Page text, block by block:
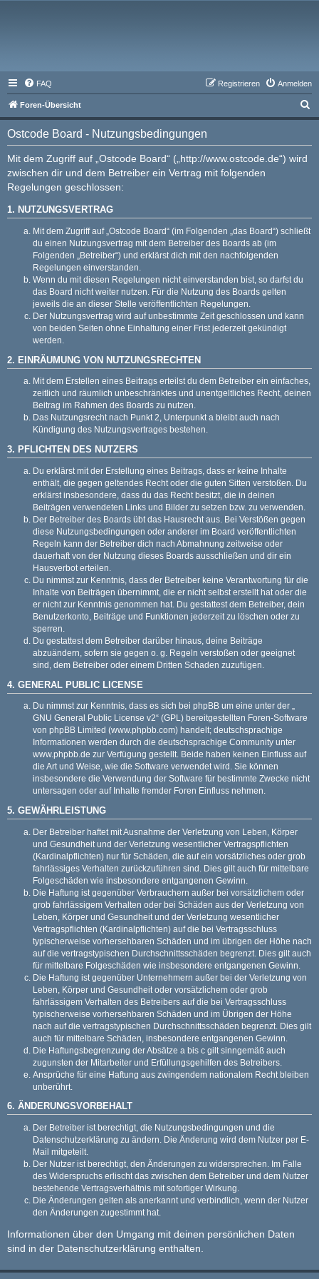
FAQ Anmelden
Registrieren
Foren-Übersicht
u
Ostcode Board - Nutzungsbedingungen
Mit dem Zugriff auf „Ostcode Board“ („http://www.ostcode.de“) wird
zwischen dir und dem Betreiber ein Vertrag mit folgenden
Regelungen geschlossen:
1. NUTZUNGSVERTRAG
Mit dem Zugriff auf „Ostcode Board“ (im Folgenden „das Board“) schließt
du einen Nutzungsvertrag mit dem Betreiber des Boards ab (im
Folgenden „Betreiber“) und erklärst dich mit den nachfolgenden
Regelungen einverstanden.
Wenn du mit diesen Regelungen nicht einverstanden bist, so darfst du
das Board nicht weiter nutzen. Für die Nutzung des Boards gelten
jeweils die an dieser Stelle veröffentlichten Regelungen.
Der Nutzungsvertrag wird auf unbestimmte Zeit geschlossen und kann
von beiden Seiten ohne Einhaltung einer Frist jederzeit gekündigt
werden.
2. EINRÄUMUNG VON NUTZUNGSRECHTEN
Mit dem Erstellen eines Beitrags erteilst du dem Betreiber ein einfaches,
zeitlich und räumlich unbeschränktes und unentgeltliches Recht, deinen
Beitrag im Rahmen des Boards zu nutzen.
Das Nutzungsrecht nach Punkt 2, Unterpunkt a bleibt auch nach
Kündigung des Nutzungsvertrages bestehen.
3. PFLICHTEN DES NUTZERS
Du erklärst mit der Erstellung eines Beitrags, dass er keine Inhalte
enthält, die gegen geltendes Recht oder die guten Sitten verstoßen. Du
erklärst insbesondere, dass du das Recht besitzt, die in deinen
Beiträgen verwendeten Links und Bilder zu setzen bzw. zu verwenden.
Der Betreiber des Boards übt das Hausrecht aus. Bei Verstößen gegen
diese Nutzungsbedingungen oder anderer im Board veröffentlichten
Regeln kann der Betreiber dich nach Abmahnung zeitweise oder
dauerhaft von der Nutzung dieses Boards ausschließen und dir ein
Hausverbot erteilen.
Du nimmst zur Kenntnis, dass der Betreiber keine Verantwortung für die
Inhalte von Beiträgen übernimmt, die er nicht selbst erstellt hat oder die
er nicht zur Kenntnis genommen hat. Du gestattest dem Betreiber, dein
Benutzerkonto, Beiträge und Funktionen jederzeit zu löschen oder zu
sperren.
Du gestattest dem Betreiber darüber hinaus, deine Beiträge
abzuändern, sofern sie gegen o. g. Regeln verstoßen oder geeignet
sind, dem Betreiber oder einem Dritten Schaden zuzufügen.
4. GENERAL PUBLIC LICENSE
Du nimmst zur Kenntnis, dass es sich bei phpBB um eine unter der „
GNU General Public License v2“ (GPL) bereitgestellten Foren-Software
von phpBB Limited (www.phpbb.com) handelt; deutschsprachige
Informationen werden durch die deutschsprachige Community unter
www.phpbb.de zur Verfügung gestellt. Beide haben keinen Einfluss auf
die Art und Weise, wie die Software verwendet wird. Sie können
insbesondere die Verwendung der Software für bestimmte Zwecke nicht
untersagen oder auf Inhalte fremder Foren Einfluss nehmen.
5. GEWÄHRLEISTUNG
Der Betreiber haftet mit Ausnahme der Verletzung von Leben, Körper
und Gesundheit und der Verletzung wesentlicher Vertragspflichten
(Kardinalpflichten) nur für Schäden, die auf ein vorsätzliches oder grob
fahrlässiges Verhalten zurückzuführen sind. Dies gilt auch für mittelbare
Folgeschäden wie insbesondere entgangenen Gewinn.
Die Haftung ist gegenüber Verbrauchern außer bei vorsätzlichem oder
grob fahrlässigem Verhalten oder bei Schäden aus der Verletzung von
Leben, Körper und Gesundheit und der Verletzung wesentlicher
Vertragspflichten (Kardinalpflichten) auf die bei Vertragsschluss
typischerweise vorhersehbaren Schäden und im übrigen der Höhe nach
auf die vertragstypischen Durchschnittsschäden begrenzt. Dies gilt auch
für mittelbare Folgeschäden wie insbesondere entgangenen Gewinn.
Die Haftung ist gegenüber Unternehmern außer bei der Verletzung von
Leben, Körper und Gesundheit oder vorsätzlichem oder grob
fahrlässigem Verhalten des Betreibers auf die bei Vertragsschluss
typischerweise vorhersehbaren Schäden und im Übrigen der Höhe
nach auf die vertragstypischen Durchschnittsschäden begrenzt. Dies gilt
auch für mittelbare Schäden, insbesondere entgangenen Gewinn.
Die Haftungsbegrenzung der Absätze a bis c gilt sinngemäß auch
zugunsten der Mitarbeiter und Erfüllungsgehilfen des Betreibers.
Ansprüche für eine Haftung aus zwingendem nationalem Recht bleiben
unberührt.
6. ÄNDERUNGSVORBEHALT
Der Betreiber ist berechtigt, die Nutzungsbedingungen und die
Datenschutzerklärung zu ändern. Die Änderung wird dem Nutzer per E-
Mail mitgeteilt.
Der Nutzer ist berechtigt, den Änderungen zu widersprechen. Im Falle
des Widerspruchs erlischt das zwischen dem Betreiber und dem Nutzer
bestehende Vertragsverhältnis mit sofortiger Wirkung.
Die Änderungen gelten als anerkannt und verbindlich, wenn der Nutzer
den Änderungen zugestimmt hat.
Informationen über den Umgang mit deinen persönlichen Daten
sind in der Datenschutzerklärung enthalten.